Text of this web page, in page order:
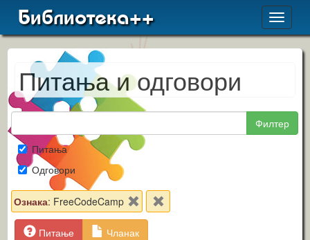
Toggle
Библиотека++
Питања и одговори
Филтер
Питања
Одговори
Ознака: FreeCodeCamp
Питање Чланак